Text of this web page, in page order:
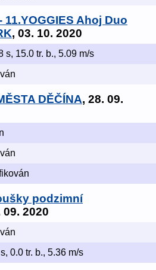
Ahoj Duo
, 03. 10. 2020
s, 15.0 tr. b., 5.09 m/s
DĚČÍNA, 28. 09.
podzimní
09. 2020
0.0 tr. b., 5.36 m/s